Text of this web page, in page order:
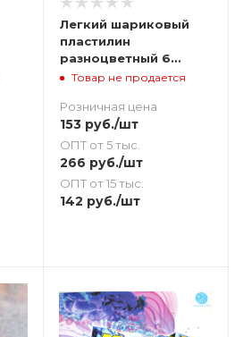
Легкий шариковый
пластилин
разноцветный 6
пакетиков 240 г
Товар не продается
Розничная цена
153руб./шт
ОПТ от 5 тыс.
266 руб./шт
ОПТ от 15 тыс.
142 руб./шт